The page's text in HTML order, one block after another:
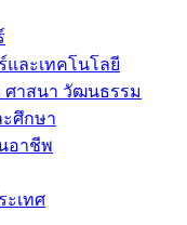
และเทคโนโลยี
ศาสนา วัฒนธรรม
ะศึกษา
อาชีพ
ะเทศ